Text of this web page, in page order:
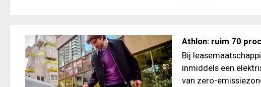
Athlon: ruim 70
Bij
inmiddels een
van zero-